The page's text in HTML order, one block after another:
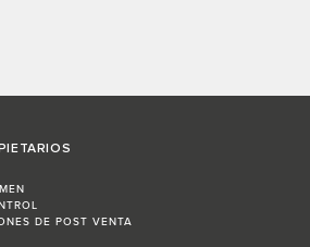
DE POST VENTA